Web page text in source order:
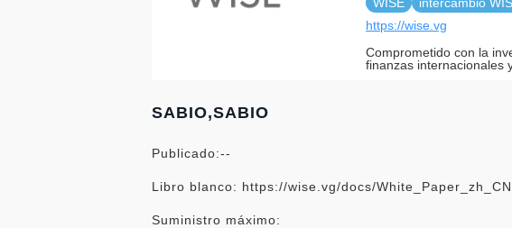
https://wise.vg
Comprometido con la
finanzas internacionales
SABIO,SABIO
Publicado:--
Libro blanco: https://wise.vg/docs/
Suministro máximo: